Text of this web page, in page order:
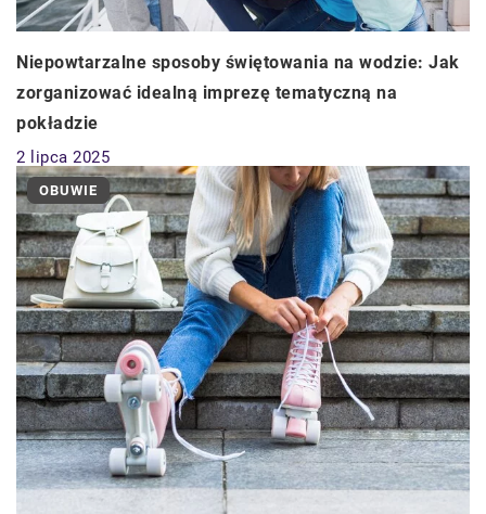
Niepowtarzalne sposoby świętowania na wodzie: Jak
zorganizować idealną imprezę tematyczną na
pokładzie
2 lipca 2025
OBUWIE